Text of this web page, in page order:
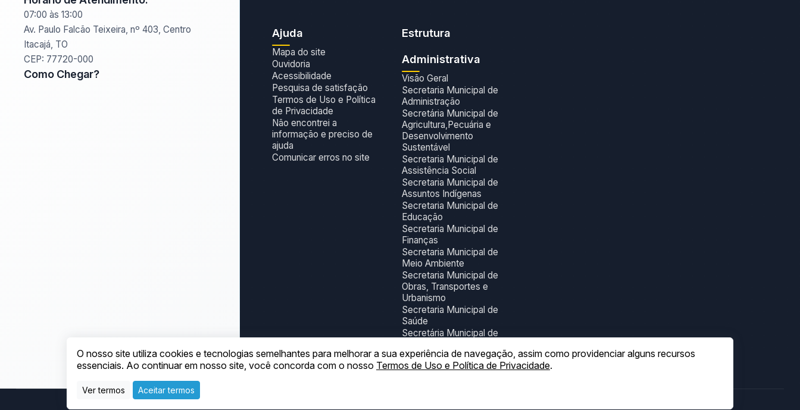
07:00 às 13:00
Av. Paulo Falcão Teixeira, nº 403, Centro
Itacajá, TO
CEP: 77720-000
Como Chegar?
Ajuda
Mapa do site
Ouvidoria
Acessibilidade
Pesquisa de satisfação
Termos de Uso e Política
de Privacidade
Não encontrei a
informação e preciso de
ajuda
Comunicar erros no site
Estrutura
Administrativa
Visão Geral
Secretaria Municipal de
Administração
Secretária Municipal de
Agricultura,Pecuária e
Desenvolvimento
Sustentável
Secretaria Municipal de
Assistência Social
Secretaria Municipal de
Assuntos Indígenas
Secretaria Municipal de
Educação
Secretaria Municipal de
Finanças
Secretaria Municipal de
Meio Ambiente
Secretaria Municipal de
Obras, Transportes e
Urbanismo
Secretaria Municipal de
Saúde
Secretária Municipal de
Juventude, Lazer e
Cultura
O nosso site utiliza cookies e tecnologias semelhantes para melhorar a sua experiência de navegação, assim como providenciar alguns recursos
essenciais. Ao continuar em nosso site, você concorda com o nosso Termos de Uso e Política de Privacidade.
Ver termos Aceitar termos